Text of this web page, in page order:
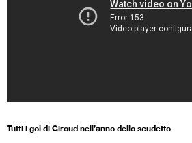
Tutti i gol di Giroud nell’anno dello scudetto